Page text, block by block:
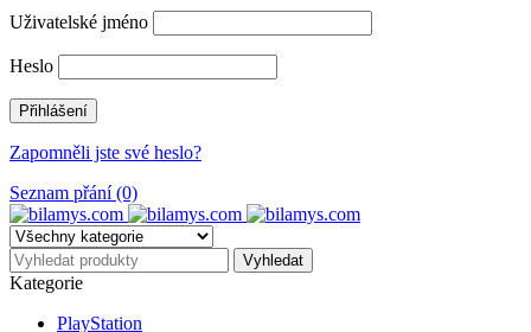
Uživatelské jméno
Heslo
Zapomněli jste své heslo?
Seznam přání (0)
Kategorie
PlayStation